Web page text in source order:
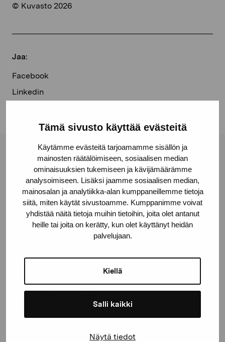
Tämä sivusto käyttää evästeitä
Käytämme evästeitä tarjoamamme sisällön ja
mainosten räätälöimiseen, sosiaalisen median
ominaisuuksien tukemiseen ja kävijämäärämme
analysoimiseen. Lisäksi jaamme sosiaalisen median,
mainosalan ja analytiikka-alan kumppaneillemme tietoja
siitä, miten käytät sivustoamme. Kumppanimme voivat
yhdistää näitä tietoja muihin tietoihin, joita olet antanut
heille tai joita on kerätty, kun olet käyttänyt heidän
palvelujaan.
Kiellä
Salli kaikki
Näytä tiedot
© Kuvasto 2026
Jaa:
Facebook
Linkedin
Pro Artibus -säätiö
Kustaa Vaasan katu 11
10600 Tammisaari
proartibus@proartibus.fi
+358 (0)50 371 6339
Ota yhteyttä